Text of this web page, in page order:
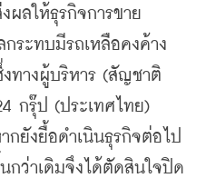
ผลให้ธุรกิจการขาย
ระทบมีรถเหลือคงค้าง
ทางผู้บริหาร (สัญชาติ
กรุ๊ป (ประเทศไทย)
ยังยื้อดำเนินธุรกิจต่อไป
กว่าเดิมจึงได้ตัดสินใจปิด